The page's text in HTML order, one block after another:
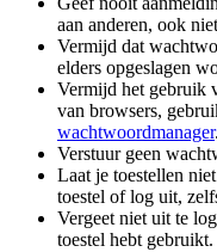
aan anderen, ook
Vermijd dat
elders opgeslagen
Vermijd het gebruik
van browsers,
wachtwoordmanager.
Verstuur geen
Laat je toestellen
toestel of log uit,
Vergeet niet uit te
toestel hebt gebruikt.